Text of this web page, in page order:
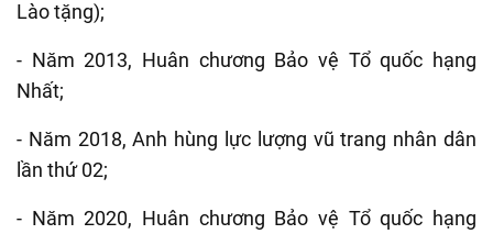
Lào tặng);
- Năm 2013, Huân chương Bảo vệ Tổ quốc hạng
Nhất;
- Năm 2018, Anh hùng lực lượng vũ trang nhân dân
lần thứ 02;
- Năm 2020, Huân chương Bảo vệ Tổ quốc hạng